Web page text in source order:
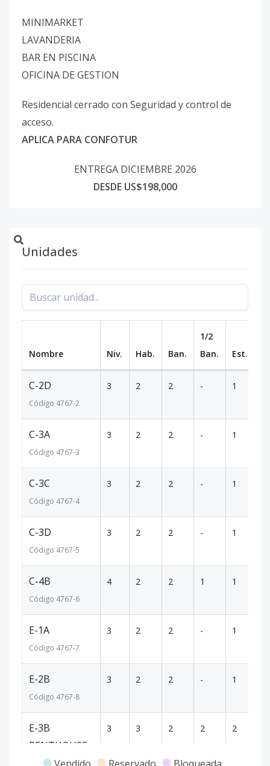
MINIMARKET
LAVANDERIA
BAR EN PISCINA
OFICINA DE GESTION
Residencial cerrado con Seguridad y control de
acceso.
APLICA PARA CONFOTUR
ENTREGA DICIEMBRE 2026
DESDE US$198,000
Unidades
Nombre Niv. Hab. Ban.
1/2
Ban.
Est.
C-2D
Código 4767-2
3 2 2 - 1
C-3A
Código 4767-3
3 2 2 - 1
C-3C
Código 4767-4
3 2 2 - 1
C-3D
Código 4767-5
3 2 2 - 1
C-4B
Código 4767-6
4 2 2 1 1
E-1A
Código 4767-7
3 2 2 - 1
E-2B
Código 4767-8
3 2 2 - 1
E-3B
PENTHOUSE
Código 4767-9
3 3 2 2 2